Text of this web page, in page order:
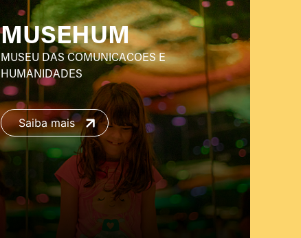
MUSEHUM
MUSEU DAS COMUNICACOES E
HUMANIDADES
Saiba mais